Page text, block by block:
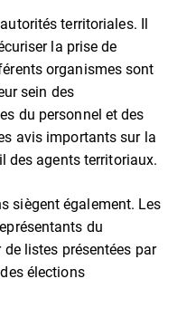
autorités territoriales. Il
la prise de
organismes sont
sein des
du personnel et des
avis importants sur la
des agents territoriaux.
siègent également. Les
du
listes présentées par
élections